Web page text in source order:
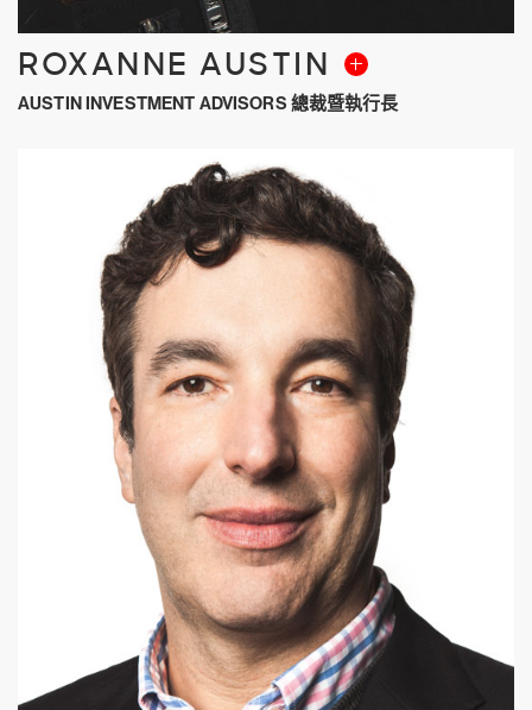
ROXANNE AUSTIN
AUSTIN INVESTMENT ADVISORS 總裁暨執行長